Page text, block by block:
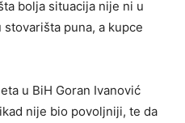
bolja situacija nije ni u
puna, a kupce
u BiH Goran Ivanović
nije bio povoljniji, te da